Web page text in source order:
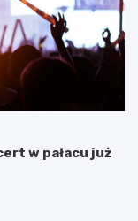
w pałacu już